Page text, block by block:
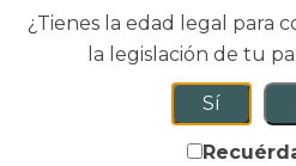
¿Tienes la edad legal para
la legislación de tu
Sí
Tapeo más paseo